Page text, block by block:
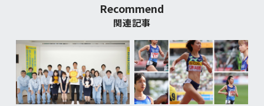
Recommend
関連記事